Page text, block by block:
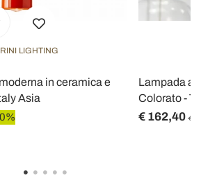
LIGHTING
in ceramica e
Asia
Lampada a
Colorato -
€ 162,40 €